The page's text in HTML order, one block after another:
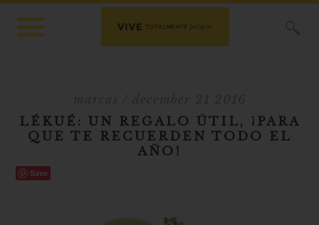
LÉKUÉ: UN REGALO ÚTIL, ¡PARA
QUE TE RECUERDEN TODO EL
AÑO!
Save